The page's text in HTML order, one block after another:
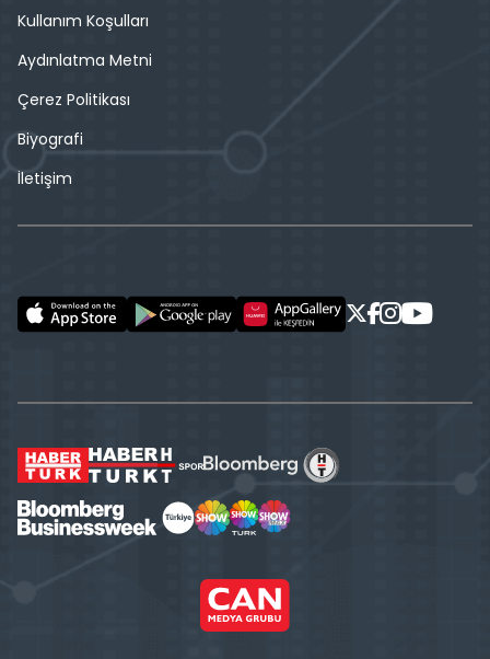
Kullanım Koşulları
Aydınlatma Metni
Çerez Politikası
Biyografi
İletişim